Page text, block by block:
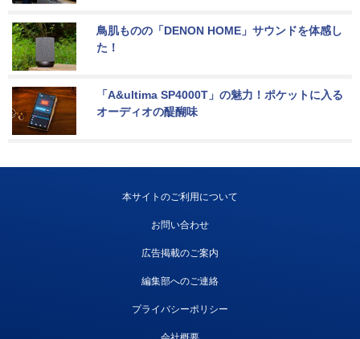
鳥肌ものの「DENON HOME」サウンドを体感し
た！
「A&ultima SP4000T」の魅力！ポケットに入る
オーディオの醍醐味
本サイトのご利用について
お問い合わせ
広告掲載のご案内
編集部へのご連絡
プライバシーポリシー